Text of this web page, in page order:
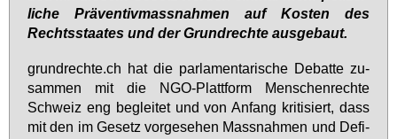
li­che Prä­ven­tiv­mass­nah­men auf Kos­ten des
Rechts­staa­tes und der Grund­rech­te aus­ge­baut.
grund­rech­te.ch hat die par­la­men­ta­ri­sche De­bat­te zu­
sam­men mit die NGO-Platt­form Men­schen­rech­te
Schweiz eng be­glei­tet und von An­fang kri­ti­siert, dass
mit den im Ge­setz vor­ge­se­hen Mass­nah­men und De­fi­